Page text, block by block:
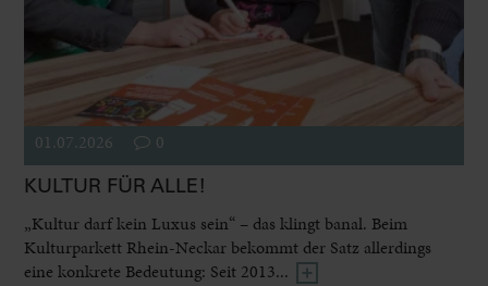
01.07.2026 0
KULTUR FÜR ALLE!
„Kultur darf kein Luxus sein“ – das klingt banal. Beim
Kulturparkett Rhein-Neckar bekommt der Satz allerdings
eine konkrete Bedeutung: Seit 2013...